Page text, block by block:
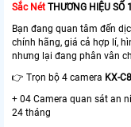
Sắc Nét THƯƠNG HIỆU SỐ
Bạn đang quan tâm đến
chính hãng, giá cả hợp lí,
nhưng lại đang phân vân
👉 Trọn bộ 4 camera KX-
+ 04 Camera quan sát an
24 tháng